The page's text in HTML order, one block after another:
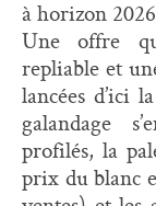
à horizon
Une offre
repliable et
lancées d’ici
galandage
profilés, la
prix du blanc